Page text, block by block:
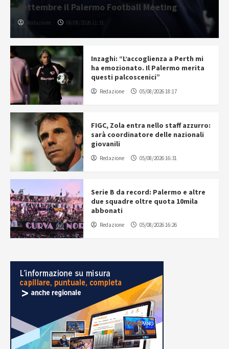
settembre il Palermo Football Meeting
Redazione 06/08/2026 11:31
Inzaghi: “L’accoglienza a Perth mi
ha emozionato. Il Palermo merita
questi palcoscenici”
Redazione 05/08/2026 18:17
FIGC, Zola entra nello staff azzurro:
sarà coordinatore delle nazionali
giovanili
Redazione 05/08/2026 16:31
Serie B da record: Palermo e altre
due squadre oltre quota 10mila
abbonati
Redazione 05/08/2026 16:26